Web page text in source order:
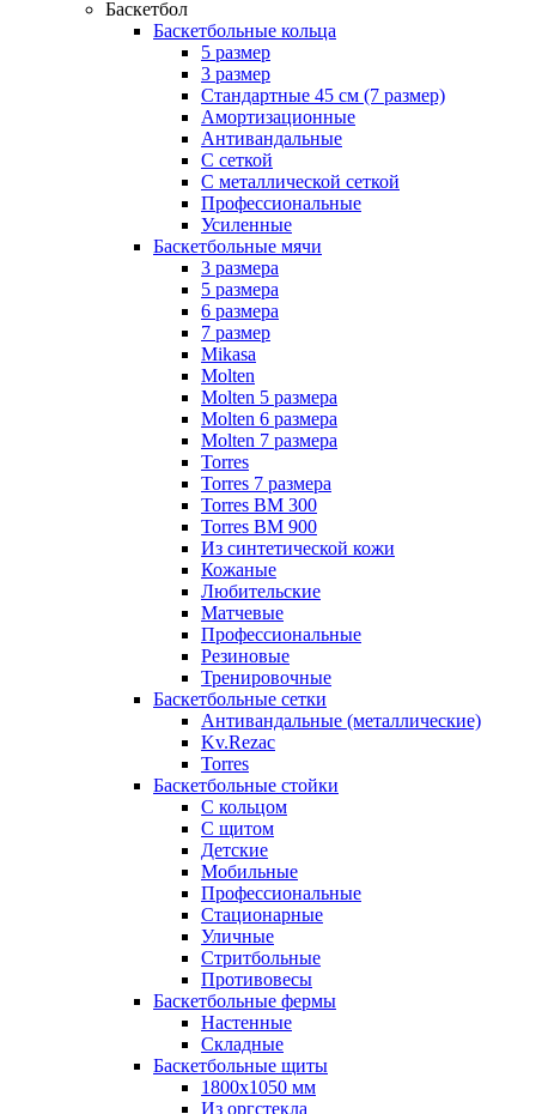
Баскетбол
Баскетбольные кольца
5 размер
3 размер
Стандартные 45 см (7 размер)
Амортизационные
Антивандальные
С сеткой
С металлической сеткой
Профессиональные
Усиленные
Баскетбольные мячи
3 размера
5 размера
6 размера
7 размер
Mikasa
Molten
Molten 5 размера
Molten 6 размера
Molten 7 размера
Torres
Torres 7 размера
Torres BM 300
Torres BM 900
Из синтетической кожи
Кожаные
Любительские
Матчевые
Профессиональные
Резиновые
Тренировочные
Баскетбольные сетки
Антивандальные (металлические)
Kv.Rezac
Torres
Баскетбольные стойки
С кольцом
С щитом
Детские
Мобильные
Профессиональные
Стационарные
Уличные
Стритбольные
Противовесы
Баскетбольные фермы
Настенные
Складные
Баскетбольные щиты
1800х1050 мм
Из оргстекла